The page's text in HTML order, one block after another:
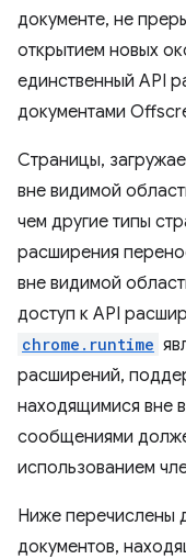
документе, не
открытием новых
единственный API
документами
Страницы,
вне видимой
чем другие типы
расширения
вне видимой
доступ к API
chrome.runtime
расширений,
находящимися вне
сообщениями
использованием
Ниже перечислены
документов,